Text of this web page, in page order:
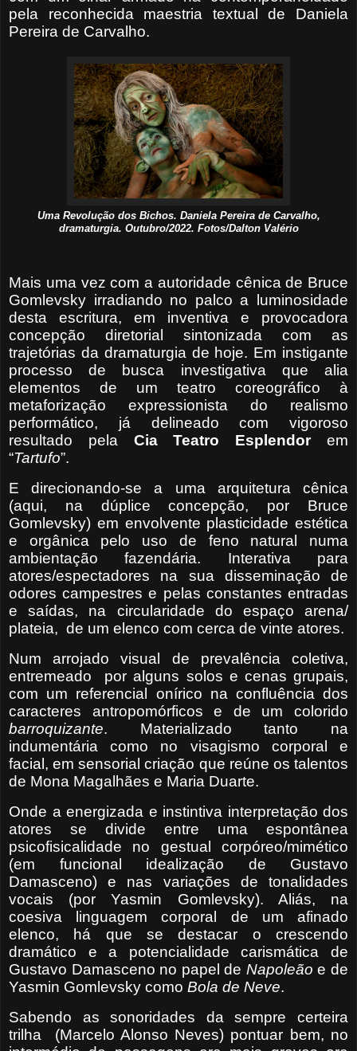
pela reconhecida maestria textual de Daniela
Pereira de Carvalho.
Uma Revolução dos Bichos. Daniela Pereira de Carvalho,
dramaturgia. Outubro/2022. Fotos/Dalton Valério
Mais uma vez com a autoridade cênica de Bruce
Gomlevsky irradiando no palco a luminosidade
desta escritura, em inventiva e provocadora
concepção diretorial sintonizada com as
trajetórias da dramaturgia de hoje. Em instigante
processo de busca investigativa que alia
elementos de um teatro coreográfico à
metaforização expressionista do realismo
performático, já delineado com vigoroso
resultado pela Cia Teatro Esplendorem
“Tartufo”.
E direcionando-se a uma arquitetura cênica
(aqui, na dúplice concepção, por Bruce
Gomlevsky) em envolvente plasticidade estética
e orgânica pelo uso de feno natural numa
ambientação fazendária. Interativa para
atores/espectadores na sua disseminação de
odores campestres e pelas constantes entradas
e saídas, na circularidade do espaço arena/
plateia, de um elenco com cerca de vinte atores.
Num arrojado visual de prevalência coletiva,
entremeado
por alguns solos e cenas grupais,
com um referencial onírico na confluência dos
caracteres antropomórficos e de um colorido
barroquizante. Materializado tanto na
indumentária como no visagismo corporal e
facial, em sensorial criação que reúne os talentos
de Mona Magalhães e Maria Duarte.
Onde a energizada e instintiva interpretação dos
atores se divide entre uma espontânea
psicofisicalidade no gestual corpóreo/mimético
(em funcional idealização de Gustavo
Damasceno) e nas variações de tonalidades
vocais (por Yasmin Gomlevsky). Aliás, na
coesiva linguagem corporal de um afinado
elenco, há que se destacar o crescendo
dramático e a potencialidade carismática de
Gustavo Damasceno no papel de Napoleão e de
Yasmin Gomlevsky como Bola de Neve.
Sabendo as sonoridades da sempre certeira
trilha
(Marcelo Alonso Neves) pontuar bem, no